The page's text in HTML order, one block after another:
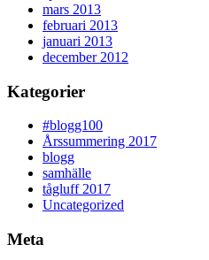
mars 2013
februari 2013
januari 2013
december 2012
Kategorier
#blogg100
Årssummering 2017
blogg
samhälle
tågluff 2017
Uncategorized
Meta